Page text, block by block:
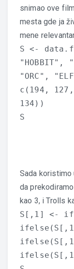
snimao ove
mesta gde ja
mene
S <-
"HOBBIT",
"ORC",
c(194,
134))
S
Sada koristimo
da
kao 3, i Trolls
S[,1] <-